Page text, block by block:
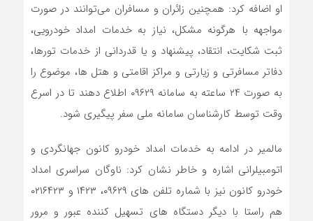
او اضافه کرد: همچنین زائران و مسافران می‌توانند در صورت
مواجهه با هرگونه مشکل، نیاز به خدمات امداد خودرویی،
ثبت شکایت، انتقاد، پیشنهاد و یا قدردانی از خدمات تورها،
دفاتر مسافرتی و زیارتی و مراکز اقامتی و هتل ها، موضوع را
به صورت ۲۴ ساعته به سامانه ۰۹۶۲۹ اطلاع دهند تا در اسرع
وقت توسط کارشناسان سامانه ملی سفر پیگیری شود.
مالمیر در ادامه به خدمات امداد خودرو کانون جهانگردی و
اتومبیلرانی اشاره و خاطر نشان کرد: ناوگان سراسری امداد
خودرو کانون نیز با شماره تلفن های ۰۹۶۲۹، ۱۴۲۳ و ۰۲۱۶۴۲۳
هم راستا با دیگر دستگاه های تسهیل کننده عبور و‌ مرور